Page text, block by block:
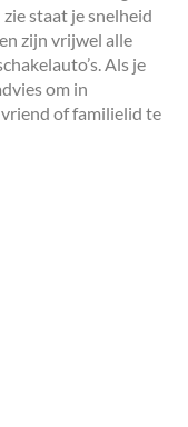
staat je snelheid
zijn vrijwel alle
Als je
om in
of familielid te